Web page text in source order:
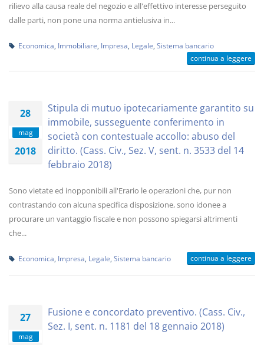
rilievo alla causa reale del negozio e all'effettivo interesse perseguito
dalle parti, non pone una norma antielusiva in...
Economica Immobiliare Impresa Legale Sistema bancario
continua a leggere
28
mag
2018
Stipula di mutuo ipotecariamente garantito su
immobile, susseguente conferimento in
società con contestuale accollo: abuso del
diritto. (Cass. Civ., Sez. V, sent. n. 3533 del 14
febbraio 2018)
Sono vietate ed inopponibili all'Erario le operazioni che, pur non
contrastando con alcuna specifica disposizione, sono idonee a
procurare un vantaggio fiscale e non possono spiegarsi altrimenti
che...
Economica Impresa Legale Sistema bancario continua a leggere
27
mag
Fusione e concordato preventivo. (Cass. Civ.,
Sez. I, sent. n. 1181 del 18 gennaio 2018)